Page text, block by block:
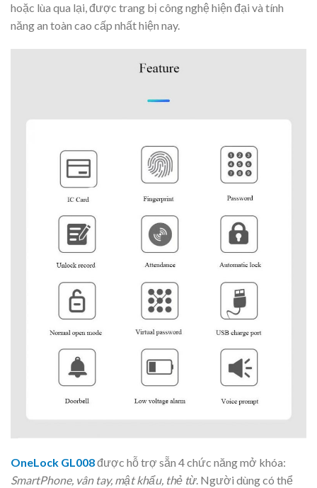
hoặc lùa qua lại, được trang bị công nghệ hiện đại và tính
năng an toàn cao cấp nhất hiện nay.
OneLock GL008được hỗ trợ sẵn 4 chức năng mở khóa:
SmartPhone, vân tay, mật khẩu, thẻ từ. Người dùng có thể